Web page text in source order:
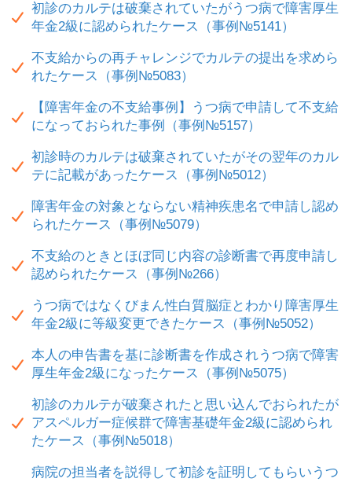
初診のカルテは破棄されていたがうつ病で障害厚生
年金2級に認められたケース（事例№5141）
不支給からの再チャレンジでカルテの提出を求めら
れたケース（事例№5083）
【障害年金の不支給事例】うつ病で申請して不支給
になっておられた事例（事例№5157）
初診時のカルテは破棄されていたがその翌年のカル
テに記載があったケース（事例№5012）
障害年金の対象とならない精神疾患名で申請し認め
られたケース（事例№5079）
不支給のときとほぼ同じ内容の診断書で再度申請し
認められたケース（事例№266）
うつ病ではなくびまん性白質脳症とわかり障害厚生
年金2級に等級変更できたケース（事例№5052）
本人の申告書を基に診断書を作成されうつ病で障害
厚生年金2級になったケース（事例№5075）
初診のカルテが破棄されたと思い込んでおられたが
アスペルガー症候群で障害基礎年金2級に認められ
たケース（事例№5018）
病院の担当者を説得して初診を証明してもらいうつ